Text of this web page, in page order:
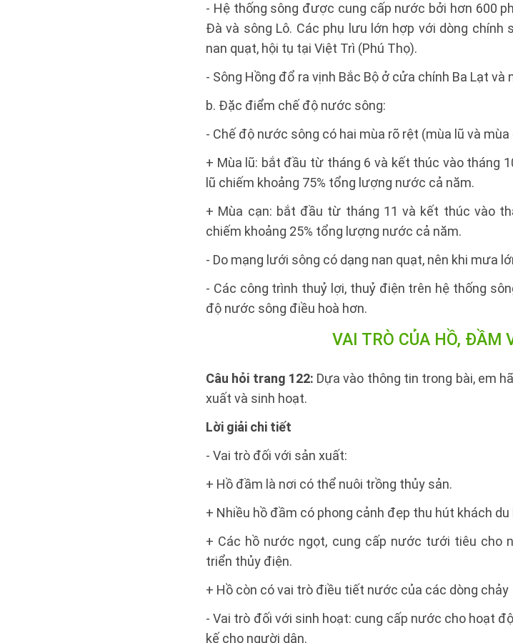
- Hệ thống sông được cung cấp nước bởi hơn 600
Đà và sông Lô. Các phụ lưu lớn hợp với dòng chính
nan quạt, hội tụ tại Việt Trì (Phú Thọ).
- Sông Hồng đổ ra vịnh Bắc Bộ ở cửa chính Ba Lạt và
b. Đặc điểm chế độ nước sông:
- Chế độ nước sông có hai mùa rõ rệt (mùa lũ và mùa
+ Mùa lũ: bắt đầu từ tháng 6 và kết thúc vào tháng
lũ chiếm khoảng 75% tổng lượng nước cả năm.
+ Mùa cạn: bắt đầu từ tháng 11 và kết thúc vào
chiếm khoảng 25% tổng lượng nước cả năm.
- Do mạng lưới sông có dạng nan quạt, nên khi mưa
- Các công trình thuỷ lợi, thuỷ điện trên hệ thống
độ nước sông điều hoà hơn.
VAI TRÒ CỦA HỒ, ĐẦM
Câu hỏi trang 122: Dựa vào thông tin trong bài, em
xuất và sinh hoạt.
Lời giải chi tiết
- Vai trò đối với sản xuất:
+ Hồ đầm là nơi có thể nuôi trồng thủy sản.
+ Nhiều hồ đầm có phong cảnh đẹp thu hút khách du
+ Các hồ nước ngọt, cung cấp nước tưới tiêu cho
triển thủy điện.
+ Hồ còn có vai trò điều tiết nước của các dòng chảy
- Vai trò đối với sinh hoạt: cung cấp nước cho hoạt
kế cho người dân.